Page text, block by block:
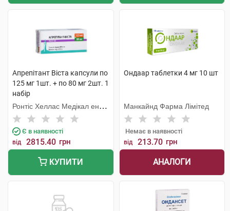
Апрепітант Віста капсули по
125 мг 1шт. + по 80 мг 2шт. 1
набір
Ронтіс Хеллас Медікал енд
Фармасьютікал Продактс
С.А.
Є в наявності
від 2815.40 грн
КУПИТИ
Ондаар таблетки 4 мг 10 шт
Манкайнд Фарма Лімітед
Немає в наявності
від 213.70 грн
АНАЛОГИ